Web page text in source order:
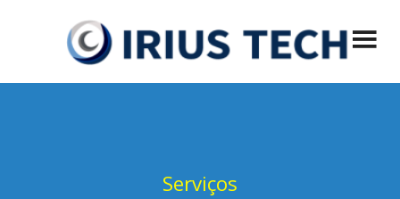
IRIUS Tech
Mobile, VoIP, Virtualização, Hospedagem de Sites
conteúdo
Serviços